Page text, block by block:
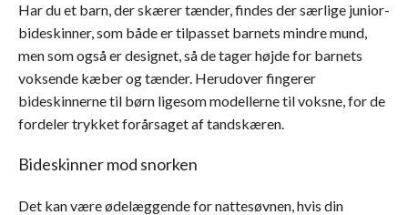
Har du et barn, der skærer tænder, findes der særlige junior-
bideskinner, som både er tilpasset barnets mindre mund,
men som også er designet, så de tager højde for barnets
voksende kæber og tænder. Herudover fingerer
bideskinnerne til børn ligesom modellerne til voksne, for de
fordeler trykket forårsaget af tandskæren.
Bideskinner mod snorken
Det kan være ødelæggende for nattesøvnen, hvis din